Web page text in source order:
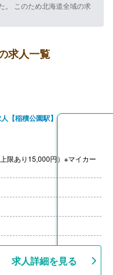
。 このため北海道全域の求
求人一覧
【稲積公園駅】
限あり15,000円）※マイカー
求人詳細を見る